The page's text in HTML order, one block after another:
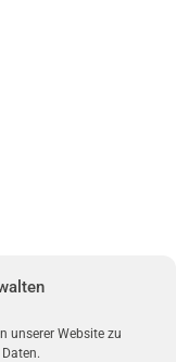
unserer Website zu